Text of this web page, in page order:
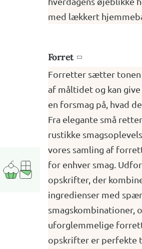
med lækkert
Forret 
Forretter sætter
af måltidet og kan
en forsmag på, hvad
Fra elegante små
rustikke
vores samling af
for enhver smag.
opskrifter, der
ingredienser med
smagskombinationer,
uforglemmelige
opskrifter er perfekte